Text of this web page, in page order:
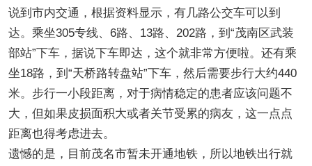
说到市内交通，根据资料显示，有几路公交车可以到
达。乘坐305专线、6路、13路、202路，到“茂南区武装
部站”下车，据说下车即达，这个就非常方便啦。还有乘
坐18路，到“天桥路转盘站”下车，然后需要步行大约440
米。步行一小段距离，对于病情稳定的患者应该问题不
大，但如果皮损面积大或者关节受累的病友，这一点点
距离也得考虑进去。
遗憾的是，目前茂名市暂未开通地铁，所以地铁出行就